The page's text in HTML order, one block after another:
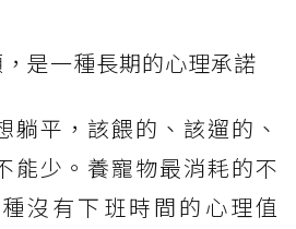
是一種長期的心理承諾
躺平，該餵的、該遛的、
能少。養寵物最消耗的不
沒有下班時間的心理值